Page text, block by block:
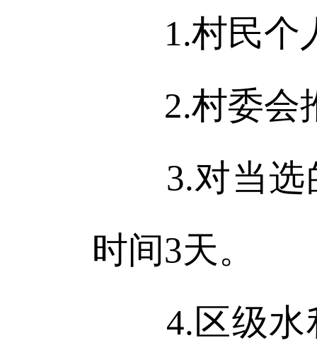
1.村民个人
2.村委会推
3.对当选的
时间3天。
4.区级水利